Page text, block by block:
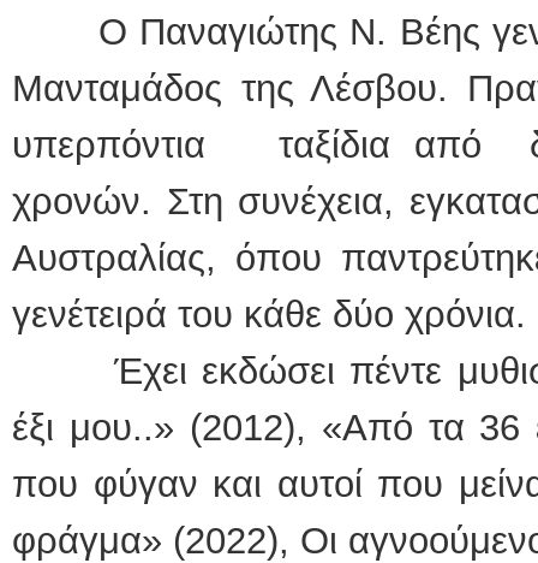
Ο Παναγιώτης Ν. Βέης
Μανταμάδος της Λέσβου.
υπερπόντια ταξίδια από
χρονών. Στη συνέχεια,
Αυστραλίας, όπου
γενέτειρά του κάθε δύο χρόνια.
Έχει εκδώσει πέντε
έξι μου..» (2012), «Από τα
που φύγαν και αυτοί που
φράγμα» (2022), Οι